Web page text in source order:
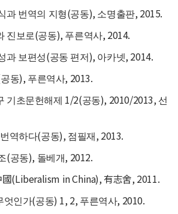
과 번역의 지형(공동), 소명출판, 2015.
진보로(공동), 푸른역사, 2014.
과 보편성(공동 편저), 아카넷, 2014.
동), 푸른역사, 2013.
기초문헌해제 1/2(공동), 2010/2013, 선
역하다(공동), 점필재, 2013.
(공동), 돌베개, 2012.
(Liberalism in China), 有志舍, 2011.
인가(공동) 1, 2, 푸른역사, 2010.